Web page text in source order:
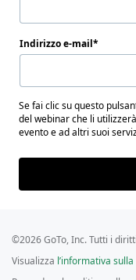
Indirizzo e-mail
Se fai clic su questo
del webinar che li
evento e ad altri suoi
©2026 GoTo, Inc. Tutti i
Visualizza l’informativa